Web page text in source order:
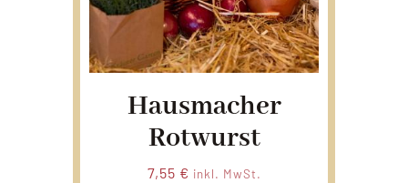
Hausmacher
Rotwurst
7,55 € inkl. MwSt.